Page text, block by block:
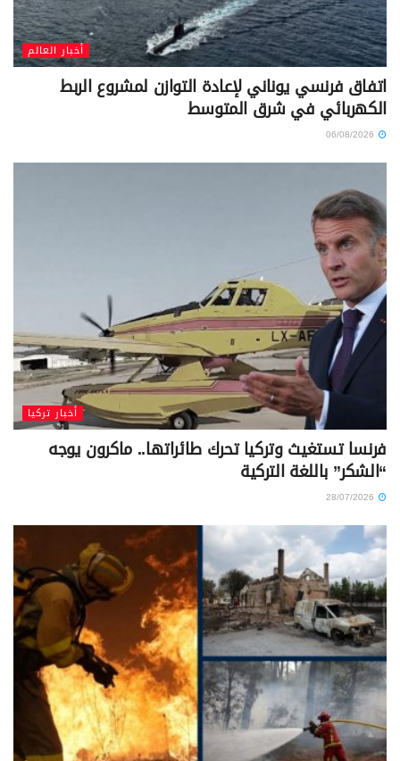
أخبار العالم
اتفاق فرنسي يوناني لإعادة التوازن لمشروع الربط
الكهربائي في شرق المتوسط
أخبار تركيا
فرنسا تستغيث وتركيا تحرك طائراتها.. ماكرون يوجه
“الشكر” باللغة التركية